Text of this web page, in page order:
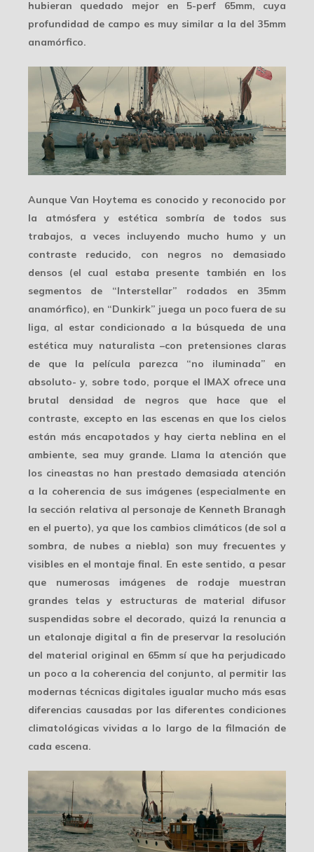
hubieran quedado mejor en 5-perf 65mm, cuya
profundidad de campo es muy similar a la del 35mm
anamórfico.
Aunque Van Hoytema es conocido y reconocido por
la atmósfera y estética sombría de todos sus
trabajos, a veces incluyendo mucho humo y un
contraste reducido, con negros no demasiado
densos (el cual estaba presente también en los
segmentos de “Interstellar” rodados en 35mm
anamórfico), en “Dunkirk” juega un poco fuera de su
liga, al estar condicionado a la búsqueda de una
estética muy naturalista –con pretensiones claras
de que la película parezca “no iluminada” en
absoluto- y, sobre todo, porque el IMAX ofrece una
brutal densidad de negros que hace que el
contraste, excepto en las escenas en que los cielos
están más encapotados y hay cierta neblina en el
ambiente, sea muy grande. Llama la atención que
los cineastas no han prestado demasiada atención
a la coherencia de sus imágenes (especialmente en
la sección relativa al personaje de Kenneth Branagh
en el puerto), ya que los cambios climáticos (de sol a
sombra, de nubes a niebla) son muy frecuentes y
visibles en el montaje final. En este sentido, a pesar
que numerosas imágenes de rodaje muestran
grandes telas y estructuras de material difusor
suspendidas sobre el decorado, quizá la renuncia a
un etalonaje digital a fin de preservar la resolución
del material original en 65mm sí que ha perjudicado
un poco a la coherencia del conjunto, al permitir las
modernas técnicas digitales igualar mucho más esas
diferencias causadas por las diferentes condiciones
climatológicas vividas a lo largo de la filmación de
cada escena.